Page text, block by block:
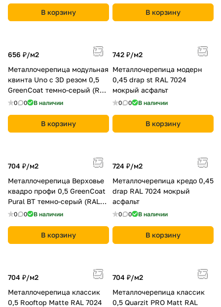
В корзину В корзину
656 ₽/м2
Металлочерепица модульная
квинта Uno c 3D резом 0,5
GreenСoat темно-серый (RAL
7024 мокрый асфальт)
0 0 В наличии
В корзину
742 ₽/м2
Металлочерепица модерн
0,45 drap st RAL 7024
мокрый асфальт
0 0 В наличии
В корзину
704 ₽/м2
Металлочерепица Верховье
квадро профи 0,5 GreenCoat
Pural BT темно-серый (RAL
7024 мокрый асфальт)
0 0 В наличии
В корзину
724 ₽/м2
Металлочерепица кредо 0,45
drap RAL 7024 мокрый
асфальт
0 0 В наличии
В корзину
704 ₽/м2
Металлочерепица классик
0,5 Rooftop Matte RAL 7024
704 ₽/м2
Металлочерепица классик
0,5 Quarzit PRO Matt RAL